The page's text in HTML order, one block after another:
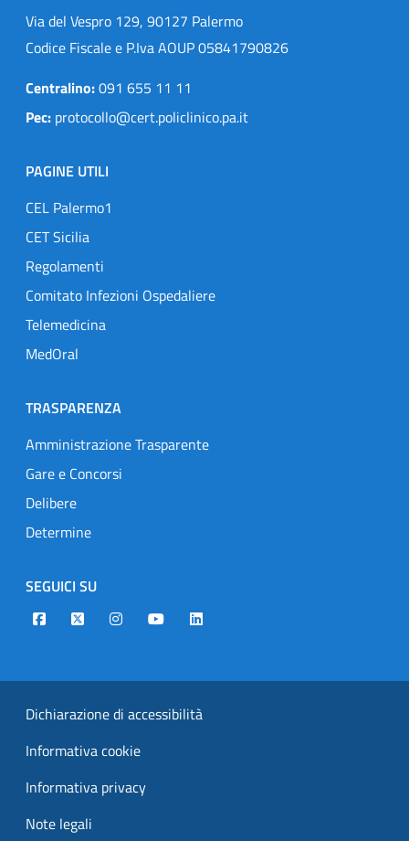
Via del Vespro 129, 90127 Palermo
Codice Fiscale e P.Iva AOUP 05841790826
Centralino:091 655 11 11
Pec: protocollo@cert.policlinico.pa.it
PAGINE UTILI
CEL Palermo1
CET Sicilia
Regolamenti
Comitato Infezioni Ospedaliere
Telemedicina
MedOral
TRASPARENZA
Amministrazione Trasparente
Gare e Concorsi
Delibere
Determine
SEGUICI SU
Designers Italia
TwitterInstagramYoutubeLinkedin
Dichiarazione di accessibilità
Informativa cookie
Informativa privacy
Note legali